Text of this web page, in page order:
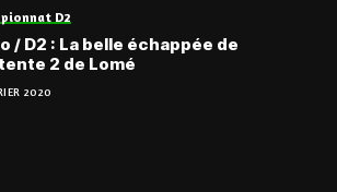
D2
/ D2 : La belle échappée de
2 de Lomé
2020